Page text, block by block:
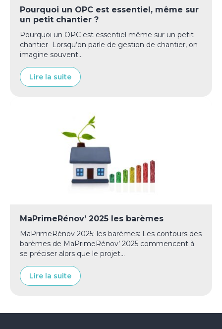
Pourquoi un OPC est essentiel, même sur
un petit chantier ?
Pourquoi un OPC est essentiel même sur un petit
chantier Lorsqu’on parle de gestion de chantier, on
imagine souvent...
Lire la suite
MaPrimeRénov’ 2025 les barèmes
MaPrimeRénov 2025: les barèmes: Les contours des
barèmes de MaPrimeRénov’ 2025 commencent à
se préciser alors que le projet...
Lire la suite